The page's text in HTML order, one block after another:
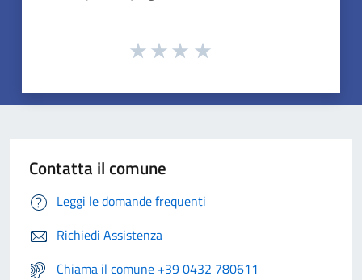
Contatta il comune
Leggi le domande frequenti
Richiedi Assistenza
Chiama il comune +39 0432 780611